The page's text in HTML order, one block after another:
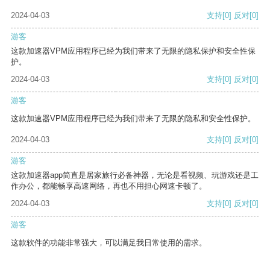
2024-04-03 支持[0] 反对[0]
游客
这款加速器VPM应用程序已经为我们带来了无限的隐私保护和安全性保
护。
2024-04-03
支持[0] 反对[0]
游客
这款加速器VPM应用程序已经为我们带来了无限的隐私和安全性保护。
2024-04-03 支持[0] 反对[0]
游客
这款加速器app简直是居家旅行必备神器，无论是看视频、玩游戏还是工
作办公，都能畅享高速网络，再也不用担心网速卡顿了。
2024-04-03
支持[0] 反对[0]
游客
这款软件的功能非常强大，可以满足我日常使用的需求。